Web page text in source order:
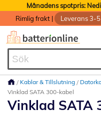
Månadens spotpris:
Rimlig frakt | Leverans 3-
Kablar & Tillslutning
Vinklad SATA 300-kabel
Vinklad SATA